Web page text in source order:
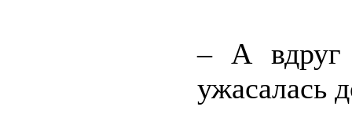
– А вдруг
ужасалась